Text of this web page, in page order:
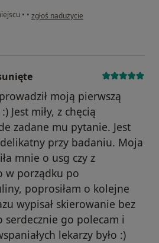
• • w opinii użytkownika Konto zostało
zgłoś nadużycie
moją pierwszą
Jest miły, z chęcią
zadane mu pytanie. Jest
przy badaniu. Moja
mnie o usg czy z
w porządku po
poprosiłam o kolejne
wypisał skierowanie bez
serdecznie go polecam i
lekarzy było :)